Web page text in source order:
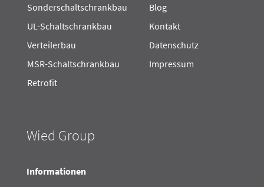
Sonderschaltschrankbau
UL-Schaltschrankbau
Verteilerbau
MSR-Schaltschrankbau
Retrofit
Blog
Kontakt
Datenschutz
Impressum
Wied Group
Informationen